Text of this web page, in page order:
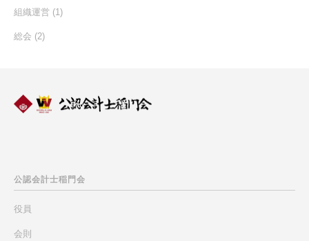
組織運営 (1)
総会 (2)
公認会計士稲門会
役員
会則